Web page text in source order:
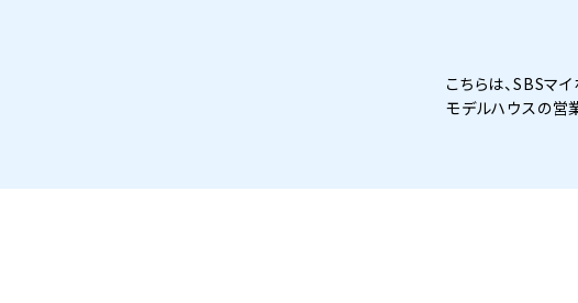
こちらは、SBSマ
モデルハウスの営